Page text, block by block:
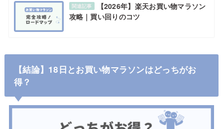
関連記事
【2026年】楽天お買い物マラソン
攻略｜買い回りのコツ
【結論】18日とお買い物マラソンはどっちがお
得？